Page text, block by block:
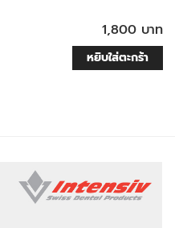
1,800 บาท
หยิบใส่ตะกร้า